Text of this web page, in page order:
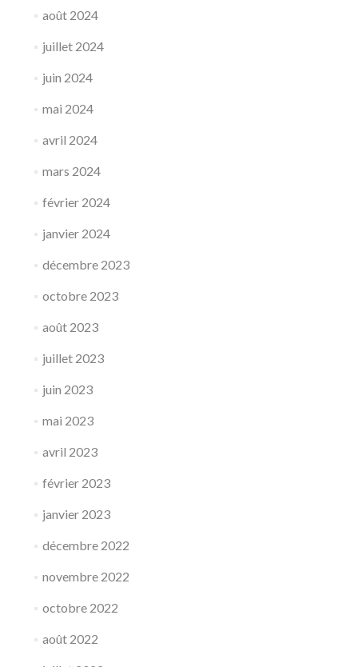
août 2024
juillet 2024
juin 2024
mai 2024
avril 2024
mars 2024
février 2024
janvier 2024
décembre 2023
octobre 2023
août 2023
juillet 2023
juin 2023
mai 2023
avril 2023
février 2023
janvier 2023
décembre 2022
novembre 2022
octobre 2022
août 2022